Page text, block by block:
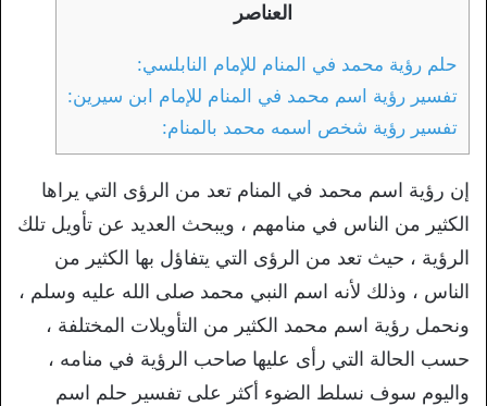
العناصر
حلم رؤية محمد في المنام للإمام النابلسي:
تفسير رؤية اسم محمد في المنام للإمام ابن سيرين:
تفسير رؤية شخص اسمه محمد بالمنام:
إن رؤية اسم محمد في المنام تعد من الرؤى التي يراها
الكثير من الناس في منامهم ، ويبحث العديد عن تأويل تلك
الرؤية ، حيث تعد من الرؤى التي يتفاؤل بها الكثير من
الناس ، وذلك لأنه اسم النبي محمد صلى الله عليه وسلم ،
ونحمل رؤية اسم محمد الكثير من التأويلات المختلفة ،
حسب الحالة التي رأى عليها صاحب الرؤية في منامه ،
واليوم سوف نسلط الضوء أكثر على تفسير حلم اسم